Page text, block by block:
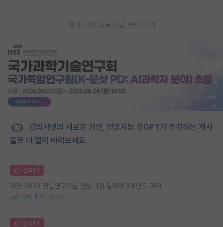
게시판 목록으로 돌아가기
김박사넷의 새로운 거인, 인공지능 김GPT가 추천하는 게시
물로 더 멀리 바라보세요.
김GPT
최근 2023 전문연구요원 인원배정 결과와 3개년도 추이
11 5 11638
김GPT